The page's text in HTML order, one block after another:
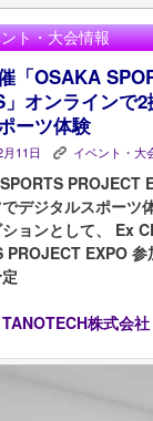
ト・大会情報
「OSAKA
」オンラインで
ーツ体験
11日 K イベント・大
PROJECT
デジタルスポーツ
ョンとして、 Ex
PROJECT EXPO
TANOTECH株式会社